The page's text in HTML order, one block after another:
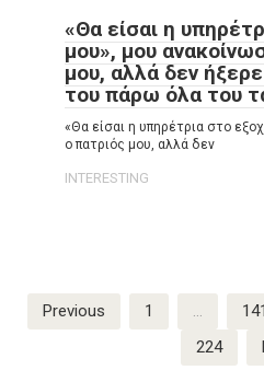
«Θα είσαι η
μου», μου
μου, αλλά δεν
του πάρω όλα του
«Θα είσαι η υπηρέτρια στο
ο πατριός μου, αλλά δεν
INTERESTING
Posts
pagination
Previous 1 141
224